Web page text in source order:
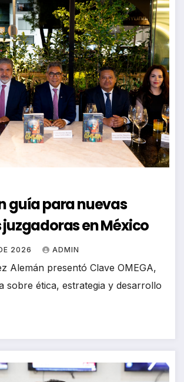
guía para nuevas
en México
2026 ADMIN
Alemán presentó Clave OMEGA,
sobre ética, estrategia y desarrollo